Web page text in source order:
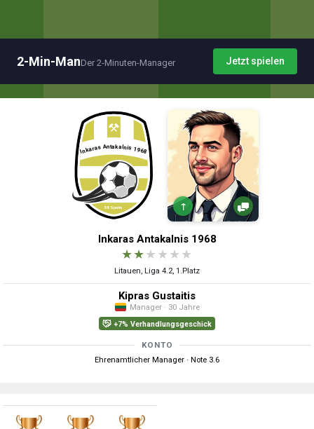
2-Min-ManDer 2-Minuten-Manager Jetzt spielen
↑
Inkaras Antakalnis 1968
★★★ ★ ★ ★
Litauen, Liga 4.2, 1.Platz
Kipras Gustaitis
Manager · 30 Jahre
+7% Verhandlungsgeschick
KONTO
Ehrenamtlicher Manager · Note 3.6